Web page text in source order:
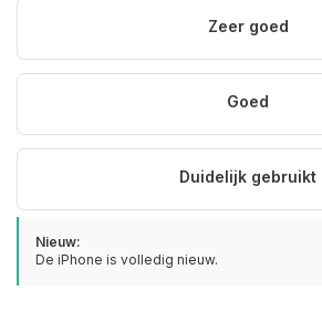
Zeer goed
Goed
Duidelijk gebruikt
Nieuw:
De iPhone is volledig nieuw.